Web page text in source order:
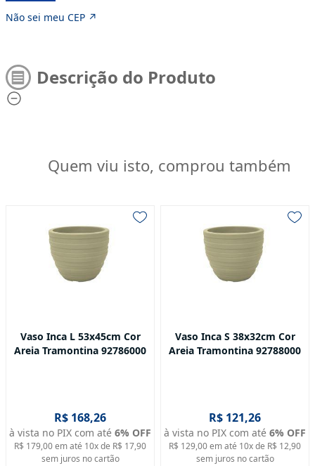
Não sei meu CEP ↗
Descrição do Produto
Quem viu isto, comprou também
Vaso Inca L 53x45cm Cor
Areia Tramontina 92786000
R$ 168,26
à vista no PIX com até 6% OFF
R$ 179,00em até 10x de R$ 17,90
sem juros no cartão
Vaso Inca S 38x32cm Cor
Areia Tramontina 92788000
R$ 121,26
à vista no PIX com até 6% OFF
R$ 129,00em até 10x de R$ 12,90
sem juros no cartão